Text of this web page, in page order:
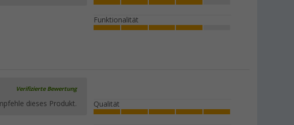
Funktionalität
Verifizierte Bewertung
dieses Produkt. Qualität